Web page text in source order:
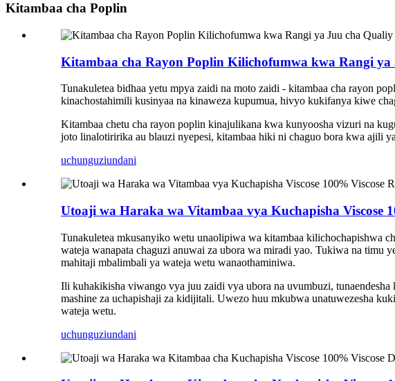
Kitambaa cha Poplin
Kitambaa cha Rayon Poplin Kilichofumwa kwa Rangi
Tunakuletea bidhaa yetu mpya zaidi na moto zaidi - kitambaa cha rayon
kinachostahimili kusinyaa na kinaweza kupumua, hivyo kukifanya kiwe
Kitambaa chetu cha rayon poplin kinajulikana kwa kunyoosha vizuri na
joto linalotiririka au blauzi nyepesi, kitambaa hiki ni chaguo bora kwa ajili
uchunguziundani
Utoaji wa Haraka wa Vitambaa vya Kuchapisha Viscose
Tunakuletea mkusanyiko wetu unaolipiwa wa kitambaa kilichochapishwa
wateja wanapata chaguzi anuwai za ubora wa miradi yao. Tukiwa na
mahitaji mbalimbali ya wateja wetu wanaothaminiwa.
Ili kuhakikisha viwango vya juu zaidi vya ubora na uvumbuzi,
mashine za uchapishaji za kidijitali. Uwezo huu mkubwa unatuwezesha
wateja wetu.
uchunguziundani